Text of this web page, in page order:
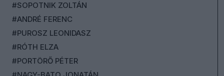
#SOPOTNIK ZOLTÁN
#ANDRÉ FERENC
#PUROSZ LEONIDASZ
#RÓTH ELZA
#PORTÖRŐ PÉTER